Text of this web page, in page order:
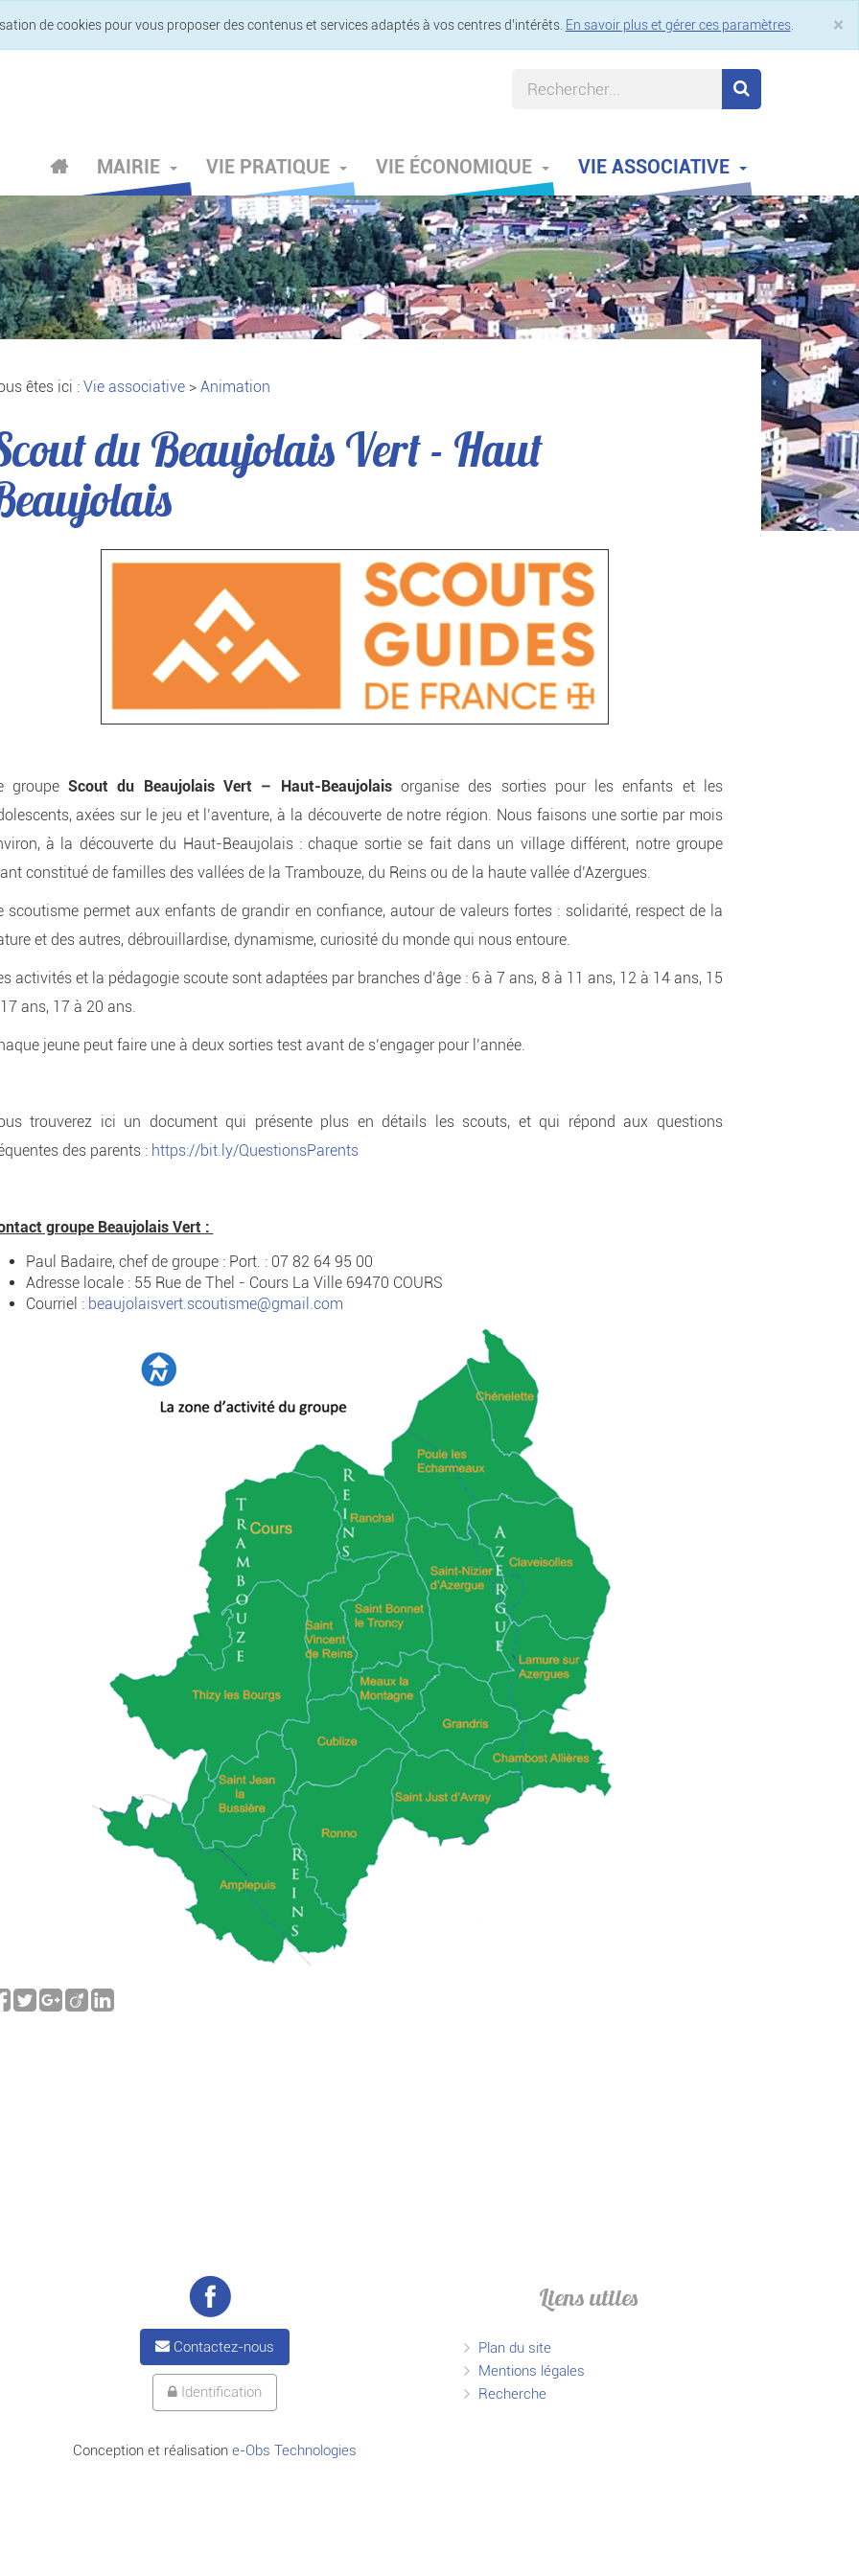
×
de cookies pour vous proposer des contenus et services adaptés à vos centres d’intérêts. En savoir plus et gérer ces paramètres.
MAIRIE VIE PRATIQUE VIE ÉCONOMIQUE VIE ASSOCIATIVE
êtes ici : Vie associative > Animation
du Beaujolais Vert - Haut
groupeScout du Beaujolais Vert – Haut-Beaujolaisorganise des sorties pour les enfants et les
axées sur le jeu et l’aventure, à la découverte de notre région. Nous faisons une sortie par mois
à la découverte du Haut-Beaujolais : chaque sortie se fait dans un village différent, notre groupe
constitué de familles des vallées de la Trambouze, du Reins ou de la haute vallée d’Azergues.
scoutisme permet aux enfants de grandir en confiance, autour de valeurs fortes : solidarité, respect de la
et des autres, débrouillardise, dynamisme, curiosité du monde qui nous entoure.
activités et la pédagogie scoute sont adaptées par branches d’âge : 6 à 7 ans, 8 à 11 ans, 12 à 14 ans, 15
ans, 17 à 20 ans.
jeune peut faire une à deux sorties test avant de s’engager pour l’année.
trouverez ici un document qui présente plus en détails les scouts, et qui répond aux questions
des parents : https://bit.ly/QuestionsParents
groupe Beaujolais Vert :
Paul Badaire, chef de groupe : Port. : 07 82 64 95 00
Adresse locale : 55 Rue de Thel - Cours La Ville 69470 COURS
Courriel : beaujolaisvert.scoutisme@gmail.com
Contactez-nous
Identification
Conception et réalisation e-Obs Technologies
Liens utiles
Plan du site
Mentions légales
Recherche